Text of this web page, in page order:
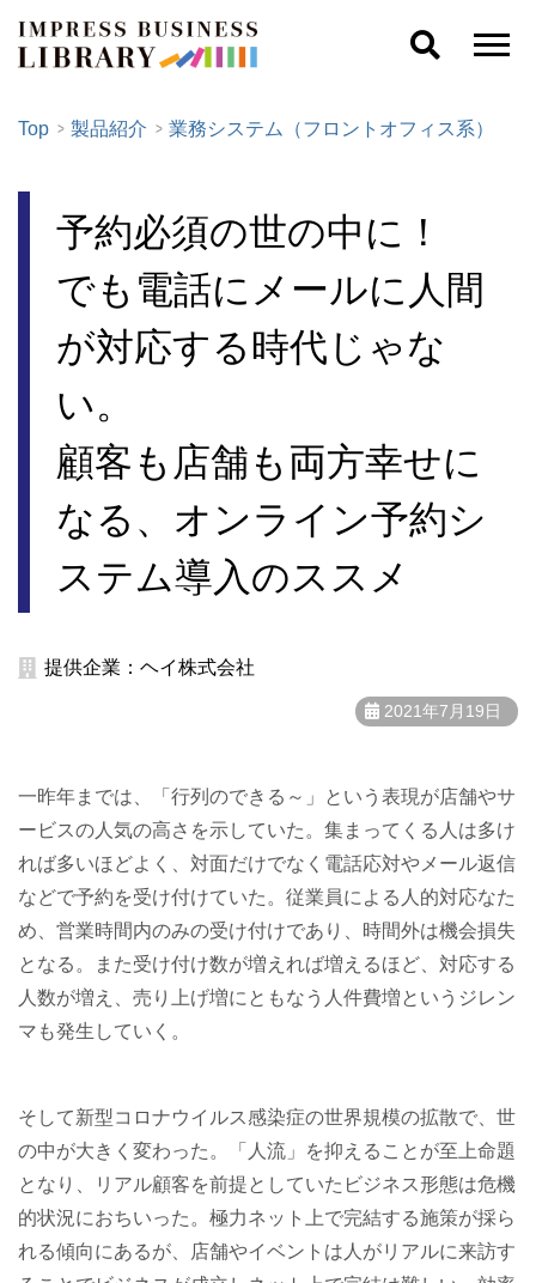
Top 製品紹介 業務システム（フロントオフィス系）
予約必須の世の中に！
でも電話にメールに人間
が対応する時代じゃな
い。
顧客も店舗も両方幸せに
なる、オンライン予約シ
ステム導入のススメ
提供企業：ヘイ株式会社
2021年7月19日
一昨年までは、「行列のできる～」という表現が店舗やサ
ービスの人気の高さを示していた。集まってくる人は多け
れば多いほどよく、対面だけでなく電話応対やメール返信
などで予約を受け付けていた。従業員による人的対応なた
め、営業時間内のみの受け付けであり、時間外は機会損失
となる。また受け付け数が増えれば増えるほど、対応する
人数が増え、売り上げ増にともなう人件費増というジレン
マも発生していく。
そして新型コロナウイルス感染症の世界規模の拡散で、世
の中が大きく変わった。「人流」を抑えることが至上命題
となり、リアル顧客を前提としていたビジネス形態は危機
的状況におちいった。極力ネット上で完結する施策が採ら
れる傾向にあるが、店舗やイベントは人がリアルに来訪す